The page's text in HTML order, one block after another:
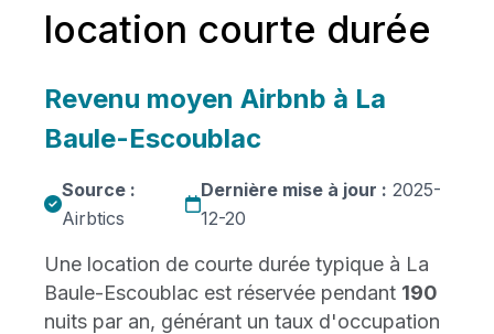
location courte durée
Revenu moyen Airbnb à La
Baule-Escoublac
Source :
Airbtics
Dernière mise à jour : 2025-
12-20
Une location de courte durée typique à La
Baule-Escoublac est réservée pendant 190
nuits par an, générant un taux d'occupation